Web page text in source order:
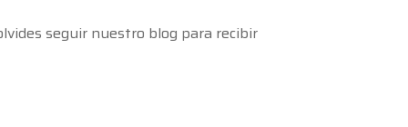
seguir nuestro blog para recibir